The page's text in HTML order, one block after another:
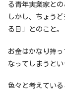
る青年実業家との
しかし、ちょう
る日」とのこと。
お金はかなり持
なってしまうとい
色々と考えてい